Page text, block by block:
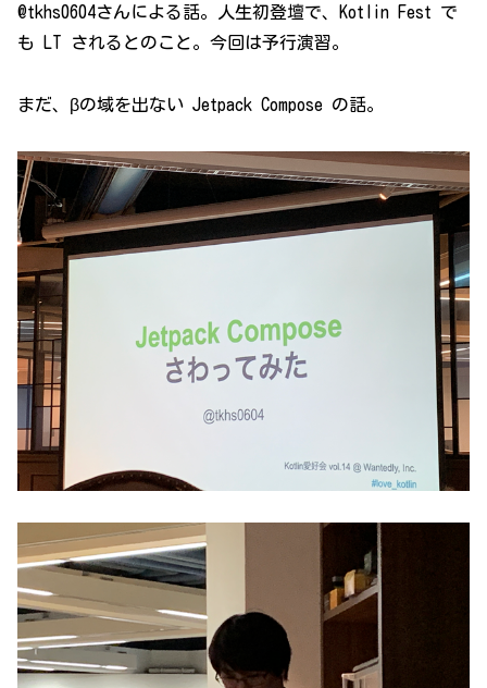
@tkhs0604さんによる話。人生初登壇で、Kotlin Fest で
も LT されるとのこと。今回は予行演習。
まだ、βの域を出ない Jetpack Compose の話。